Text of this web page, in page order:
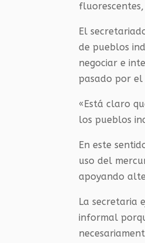
El
de pueblos
negociar e
pasado por
«Está claro
los pueblos
En este
uso del
apoyando
La secretaria
informal